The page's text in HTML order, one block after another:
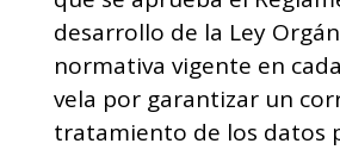
desarrollo de la Ley
normativa vigente en
vela por garantizar un
tratamiento de los datos